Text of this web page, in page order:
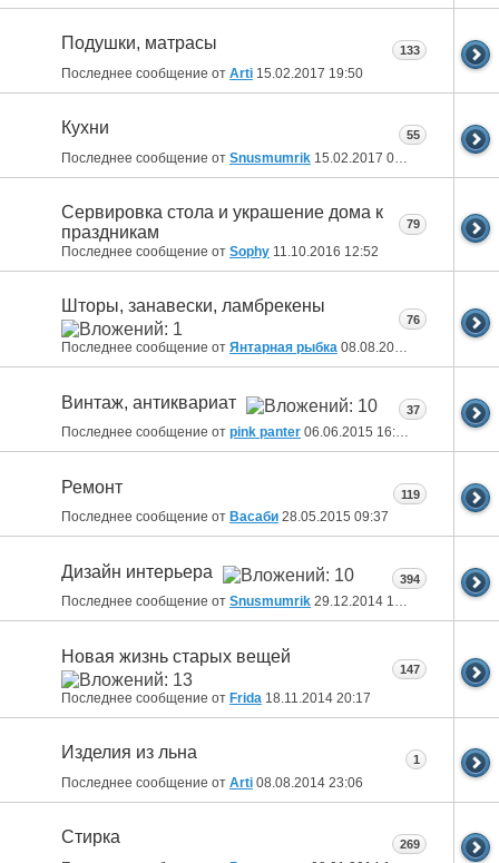
Подушки, матрасы
Последнее сообщение от Arti 15.02.2017 19:50
133
Кухни
Последнее сообщение от Snusmumrik 15.02.2017 07:46
55
Сервировка стола и украшение дома к
праздникам
Последнее сообщение от Sophy 11.10.2016 12:52
79
Шторы, занавески, ламбрекены
Последнее сообщение от Янтарная рыбка 08.08.2016
76
Винтаж, антиквариат
Последнее сообщение от pink panter 06.06.2015 16:08
37
Ремонт
Последнее сообщение от Васаби 28.05.2015 09:37
119
Дизайн интерьера
Последнее сообщение от Snusmumrik 29.12.2014 10:36
394
Новая жизнь старых вещей
Последнее сообщение от Fridа 18.11.2014 20:17
147
Изделия из льна
Последнее сообщение от Arti 08.08.2014 23:06
1
Стирка 269